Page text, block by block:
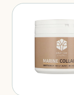
Produkter